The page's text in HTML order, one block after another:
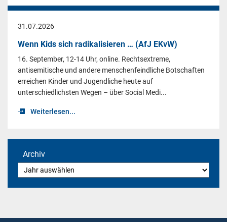
31.07.2026
Wenn Kids sich radikalisieren … (AfJ EKvW)
16. September, 12-14 Uhr, online. Rechtsextreme,
antisemitische und andere menschenfeindliche Botschaften
erreichen Kinder und Jugendliche heute auf
unterschiedlichsten Wegen – über Social Medi...
Weiterlesen...
Archiv